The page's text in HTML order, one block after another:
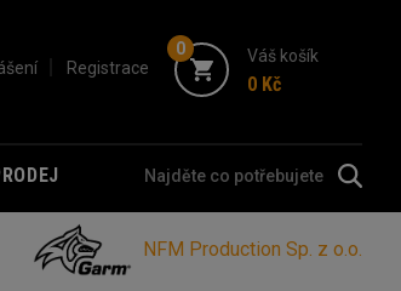
Registrace
0 Váš košík
0 Kč
NFM Production Sp. z o.o.